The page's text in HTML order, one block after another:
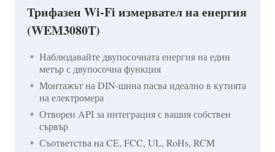
Трифазен Wi-Fi измервател на енергия
(WEM3080T)
Наблюдавайте двупосочната енергия на един
метър с двупосочна функция
Монтажът на DIN-шина пасва идеално в кутията
на електромера
Отворен API за интеграция с вашия собствен
сървър
Съответства на CE, FCC, UL, RoHs, RCM